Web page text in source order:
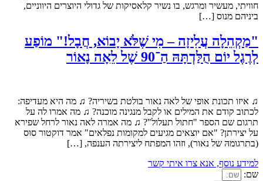
חוויתי, מעשיר ומרגש, בו נשיר קלאסיקות של גדולי היוצרים היווניים,
ביניהם מנוס […]
"מַקְהֵלָה עֲלִיזָה – מִי שֶׁלֹּא יָבוֹא, חֲבָל!" מוֹפַע
לְרֶגֶל יוֹם הֻלַּדְתָּהּ הַ־90 שֶׁל לֵאָה נָאוֹר
♫ איזו תכונת אופי של לאה נאור בולטת בשיריה? ♫ מה היא מעדיפה:
לכתוב קודם את המילים או לקבל מנגינה מוכנה? ♫ מה אמרו לה על
תרגום שם הספר "חתול תעלול"? ♫ מה אמרה לאה נאור לרחל שפירא
על יצירתן? "אם יוצאים מגיעים למקומות נפלאים" אמר דוקטור סוּס
(בתרגומהּ של נאור), וזהו המפתח ליצירתה הענפה, […]
למידע נוסף, אנא צרו איתי קשר
שם: